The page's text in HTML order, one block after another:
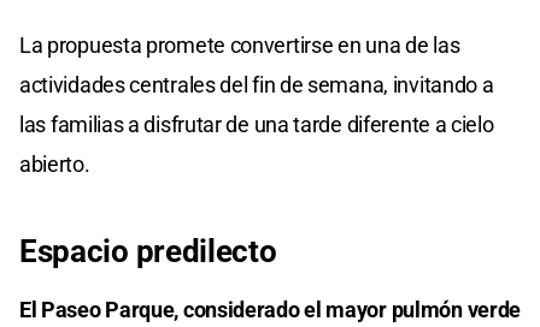
La propuesta promete convertirse en una de las
actividades centrales del fin de semana, invitando a
las familias a disfrutar de una tarde diferente a cielo
abierto.
Espacio predilecto
El Paseo Parque, considerado el mayor pulmón verde